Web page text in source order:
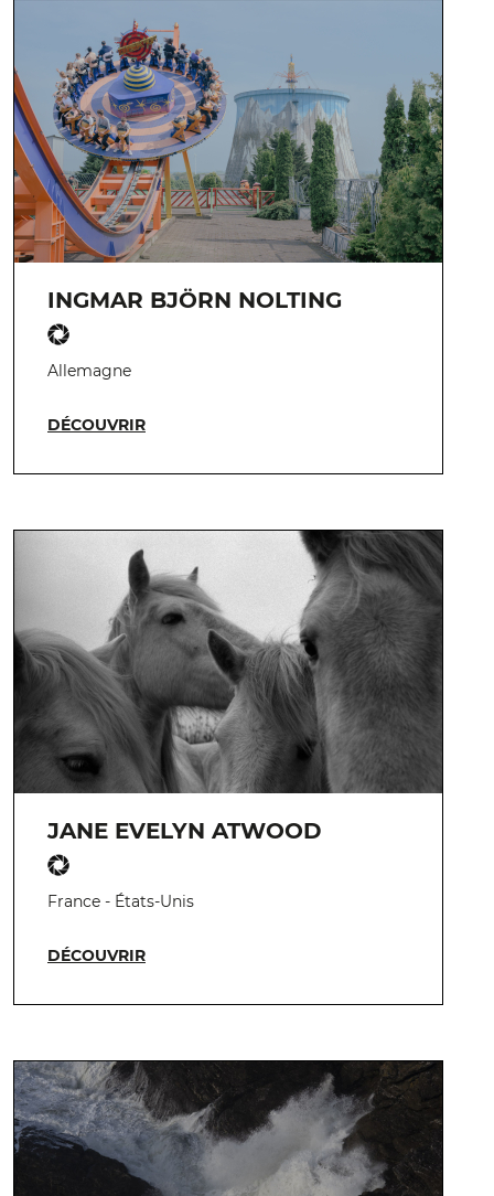
INGMAR BJÖRN NOLTING
Allemagne
DÉCOUVRIR
JANE EVELYN ATWOOD
France - États-Unis
DÉCOUVRIR